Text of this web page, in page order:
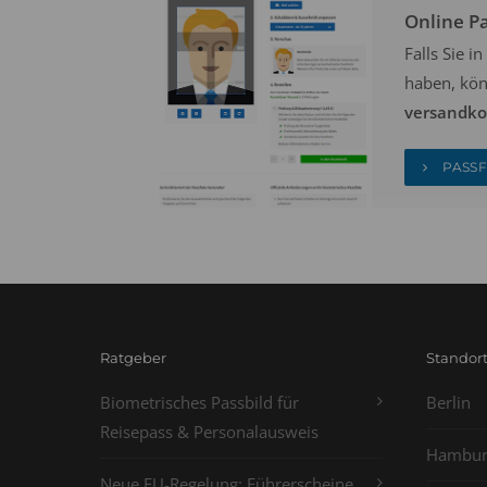
Online
Falls Sie
haben,
Ratgeber
Biometrisches Passbild für
Reisepass & Personalausweis
Berlin